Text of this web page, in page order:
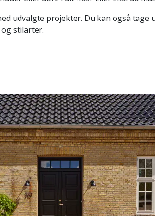
udvalgte projekter. Du kan også
stilarter.